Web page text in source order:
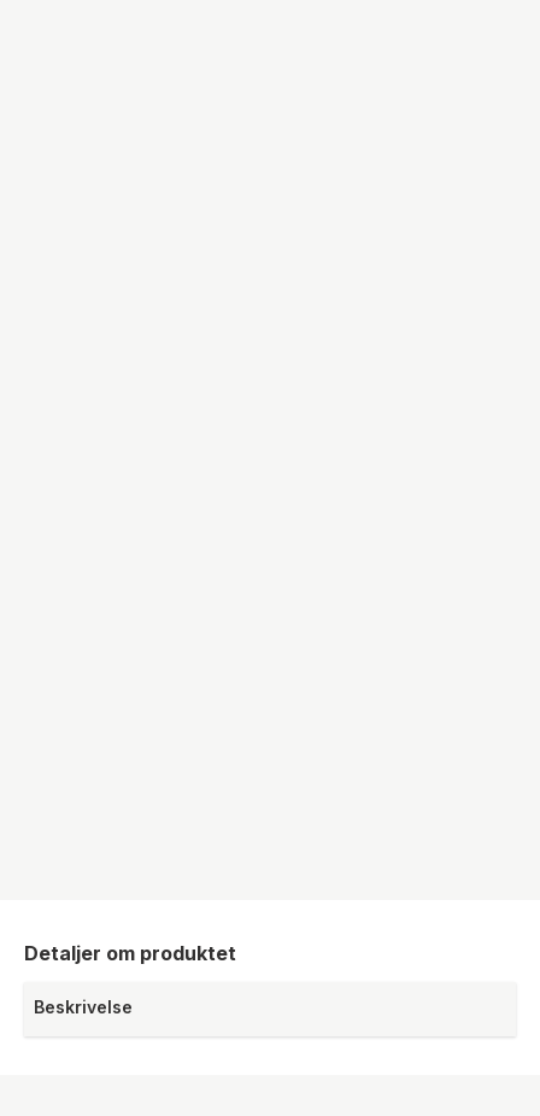
Detaljer om produktet
Beskrivelse